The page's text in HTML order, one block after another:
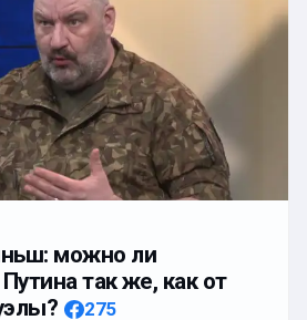
можно ли
так же, как от
275